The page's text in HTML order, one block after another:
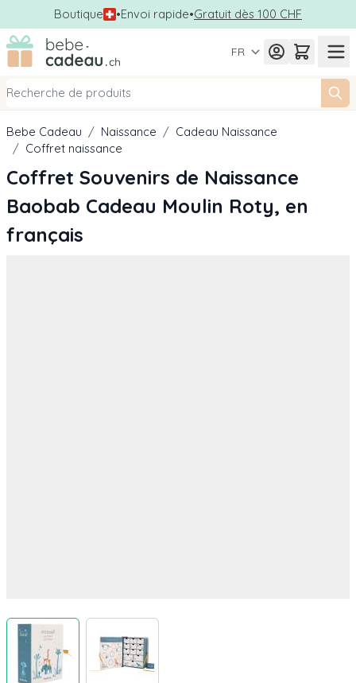
Boutique •Envoi rapide•Gratuit dès 100 CHF
Allez au contenu
FR
Bebe Cadeau / Naissance / Cadeau Naissance
/ Coffret naissance
Coffret Souvenirs de Naissance
Baobab Cadeau Moulin Roty, en
français
View larger image